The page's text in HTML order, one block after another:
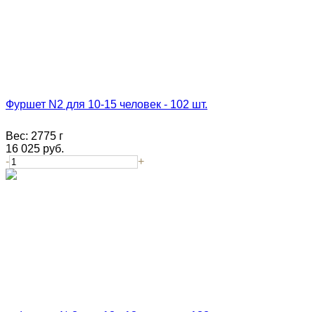
Фуршет N2 для 10-15 человек - 102 шт.
Вес: 2775 г
16 025 руб.
-
+